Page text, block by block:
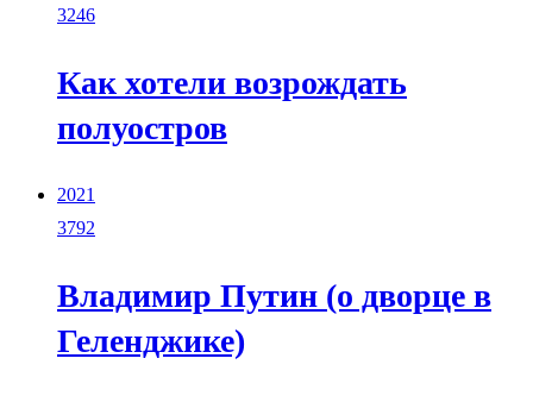
3246
Как хотели возрождать
полуостров
2021
3792
Владимир Путин (о дворце в
Геленджике)